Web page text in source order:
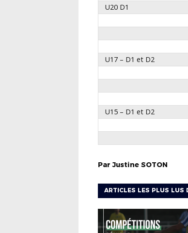
U20 D1
U17 – D1 et D2
U15 – D1 et D2
ParJustine SOTON
ARTICLES LES PLUS LUS